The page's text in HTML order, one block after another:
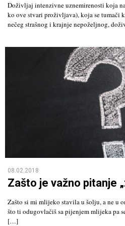
Doživljaj intenzivne uznemirenosti koja
ko ove stvari proživljava), koja se tumači
nečeg strašnog i krajnje nepoželjnog,
08.02.2018
Zašto je važno pitanje
Zašto si mi mlijeko stavila u šolju, a ne u
što ti odugovlačiš sa pijenjem mlijeka pa
[…]